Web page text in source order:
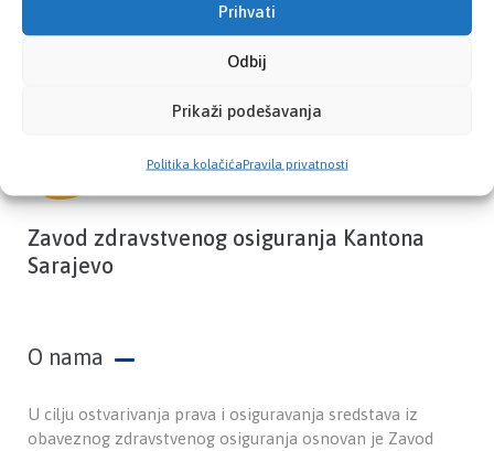
Prihvati
Odbij
Prikaži podešavanja
Politika kolačićaPravila privatnosti
Zavod zdravstvenog osiguranja Kantona
Sarajevo
O nama
U cilju ostvarivanja prava i osiguravanja sredstava iz
obaveznog zdravstvenog osiguranja osnovan je Zavod